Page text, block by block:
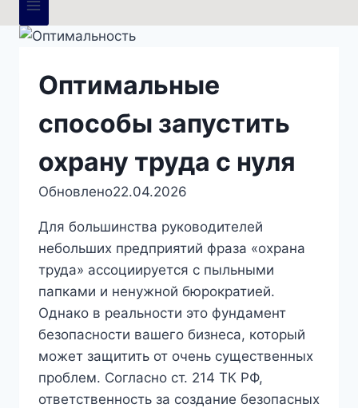
Оптимальные
способы запустить
охрану труда с нуля
Обновлено22.04.2026
Для большинства руководителей
небольших предприятий фраза «охрана
труда» ассоциируется с пыльными
папками и ненужной бюрократией.
Однако в реальности это фундамент
безопасности вашего бизнеса, который
может защитить от очень существенных
проблем. Согласно ст. 214 ТК РФ,
ответственность за создание безопасных